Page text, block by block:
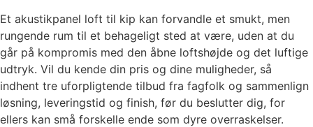
Et akustikpanel loft til kip kan forvandle et smukt, men
rungende rum til et behageligt sted at være, uden at du
går på kompromis med den åbne loftshøjde og det luftige
udtryk. Vil du kende din pris og dine muligheder, så
indhent tre uforpligtende tilbud fra fagfolk og sammenlign
løsning, leveringstid og finish, før du beslutter dig, for
ellers kan små forskelle ende som dyre overraskelser.